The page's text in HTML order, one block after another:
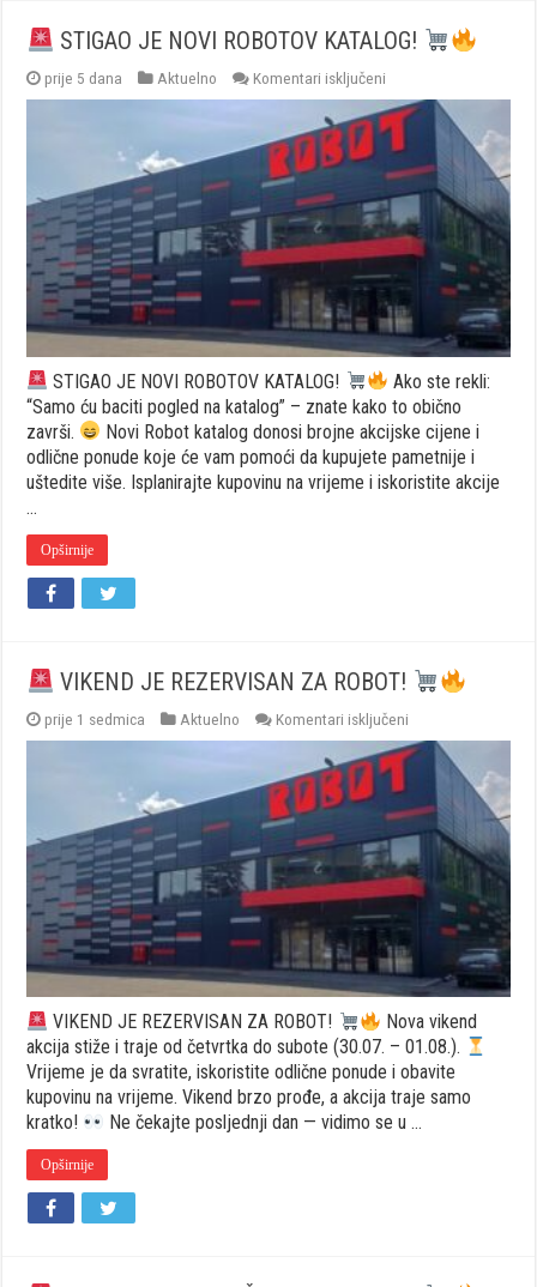
STIGAO JE NOVI ROBOTOV KATALOG!
prije 5 dana Aktuelno Komentari isključeni
STIGAO
JE
NOVI
ROBOTOV
KATALOG!
STIGAO JE NOVI ROBOTOV KATALOG!
Ako ste rekli:
“Samo ću baciti pogled na katalog” – znate kako to obično
završi.
Novi Robot katalog donosi brojne akcijske cijene i
odlične ponude koje će vam pomoći da kupujete pametnije i
uštedite više. Isplanirajte kupovinu na vrijeme i iskoristite akcije
…
Opširnije
VIKEND JE REZERVISAN ZA ROBOT!
prije 1 sedmica Aktuelno Komentari isključeni
VIKEND
REZERVISAN
ZA
ROBOT!
VIKEND JE REZERVISAN ZA ROBOT!
Nova vikend
akcija stiže i traje od četvrtka do subote (30.07. – 01.08.).
Vrijeme je da svratite, iskoristite odlične ponude i obavite
kupovinu na vrijeme. Vikend brzo prođe, a akcija traje samo
kratko!
Ne čekajte posljednji dan — vidimo se u …
Opširnije